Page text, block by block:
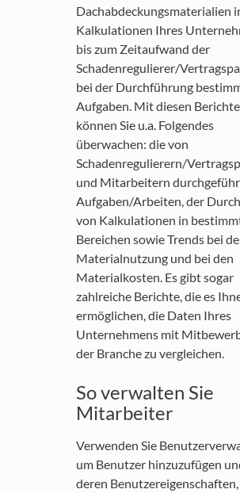
Dachabdeckungsmaterialien
Kalkulationen Ihres
bis zum Zeitaufwand der
Schadenregulierer/
bei der Durchführung
Aufgaben. Mit diesen
können Sie u.a. Folgendes
überwachen: die von
Schadenregulierern/
und Mitarbeitern
Aufgaben/Arbeiten, der
von Kalkulationen in
Bereichen sowie Trends bei
Materialnutzung und bei den
Materialkosten. Es gibt sogar
zahlreiche Berichte, die es
ermöglichen, die Daten Ihres
Unternehmens mit
der Branche zu vergleichen.
So verwalten Sie
Mitarbeiter
Verwenden Sie
um Benutzer hinzuzufügen
deren Benutzereigenschaften,